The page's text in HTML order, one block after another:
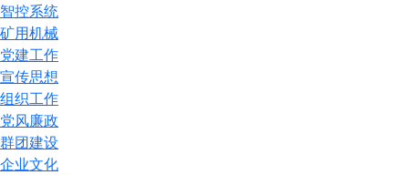
智控系统
矿用机械
党建工作
宣传思想
组织工作
党风廉政
群团建设
企业文化